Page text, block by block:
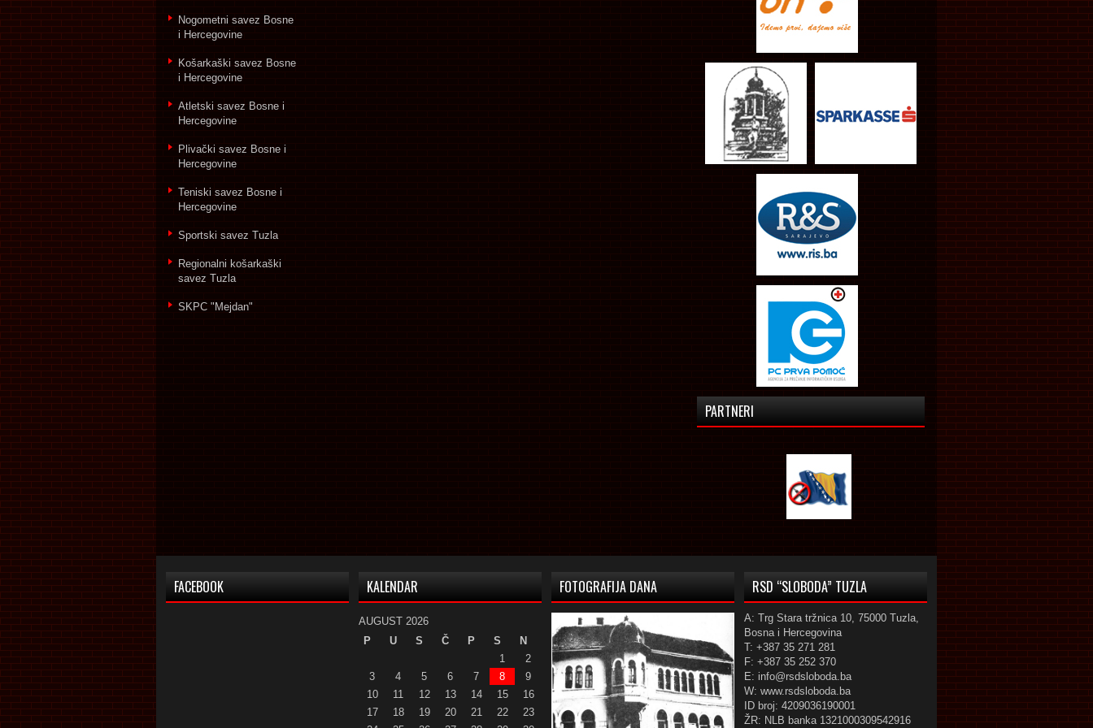
Nogometni savez Bosne
i Hercegovine
Košarkaški savez Bosne
i Hercegovine
Atletski savez Bosne i
Hercegovine
Plivački savez Bosne i
Hercegovine
Teniski savez Bosne i
Hercegovine
Sportski savez Tuzla
Regionalni košarkaški
savez Tuzla
SKPC "Mejdan"
PARTNERI
FACEBOOK KALENDAR
AUGUST 2026
P
U S Č P S
N
1
2
3
4 5 6 7 8
9
10
11 12 13 14 15
16
17
18 19 20 21 22
23
FOTOGRAFIJA DANA RSD “SLOBODA” TUZLA
A: Trg Stara tržnica 10, 75000 Tuzla,
Bosna i Hercegovina
T: +387 35 271 281
F: +387 35 252 370
E: info@rsdsloboda.ba
W: www.rsdsloboda.ba
ID broj: 4209036190001
ŽR: NLB banka 1321000309542916